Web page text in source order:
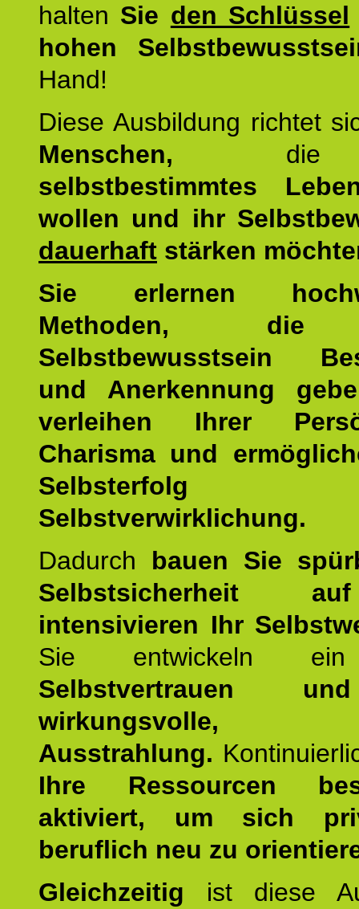
halten Sie den Schlüssel
hohen
Hand!
Diese Ausbildung richtet
Menschen,
selbstbestimmtes
wollen und ihr
dauerhaft stärken
Sie erlernen
Methoden, die
Selbstbewusstsein
und Anerkennung
verleihen Ihrer
Charisma und
Selbstverwirklichung.
Dadurch bauen Sie
Selbstsicherheit
intensivieren Ihr
Sie entwickeln ein
Selbstvertrauen
wirkungsvolle,
Ausstrahlung.
Ihre Ressourcen
aktiviert, um sich
beruflich neu zu
Gleichzeitig ist diese